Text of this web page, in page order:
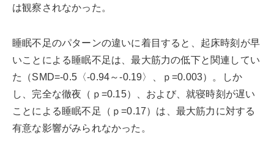
は観察されなかった。
睡眠不足のパターンの違いに着目すると、起床時刻が早
いことによる睡眠不足は、最大筋力の低下と関連してい
た（SMD=-0.5〈-0.94～-0.19〉、ｐ=0.003）。しか
し、完全な徹夜（ｐ=0.15）、および、就寝時刻が遅い
ことによる睡眠不足（ｐ=0.17）は、最大筋力に対する
有意な影響がみられなかった。